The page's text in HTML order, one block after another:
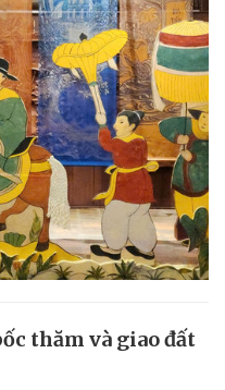
thăm và giao đất